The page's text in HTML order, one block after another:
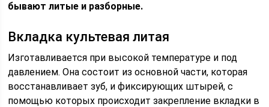
бывают литые и разборные.
Вкладка культевая литая
Изготавливается при высокой температуре и под
давлением. Она состоит из основной части, которая
восстанавливает зуб, и фиксирующих штырей, с
помощью которых происходит закрепление вкладки в